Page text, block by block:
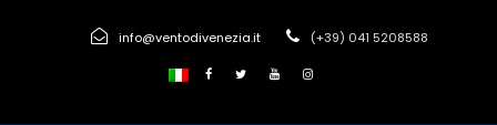
info@ventodivenezia.it (+39) 041 5208588